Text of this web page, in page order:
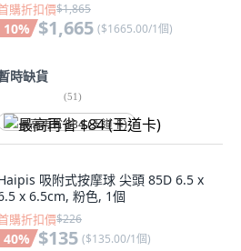
購折扣價$1,865
10% $1,665 ($1665.00/1個)
時缺貨
(51)
最高再省 $84 (王道卡)
吸附式按摩球 尖頭 85D 6.5 x
x 6.5cm, 粉色, 1個
購折扣價$226
40% $135 ($135.00/1個)